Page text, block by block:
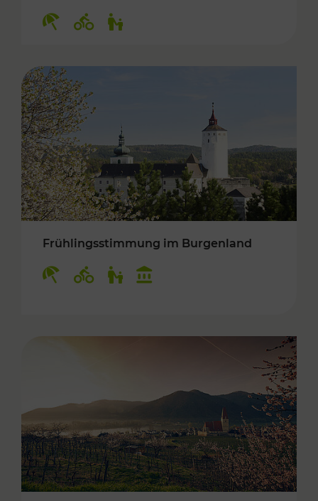
Frühlingsstimmung im Burgenland